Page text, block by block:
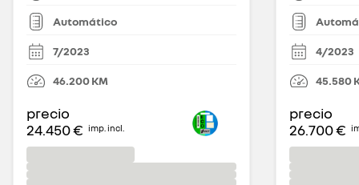
Automático
7/2023
46.200KM
precio
24.450 € imp. incl.
4/2023
45.580
precio
26.700 €